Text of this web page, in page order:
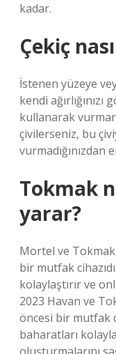
kadar.
Çekiç
İstenen yüzeye
kendi
kullanarak
çivilerseniz, bu
vurmadığınızdan
Tokmak
yarar?
Mortel ve
bir mutfak
kolaylaştırır ve
2023 Havan ve
öncesi bir mutfak
baharatları